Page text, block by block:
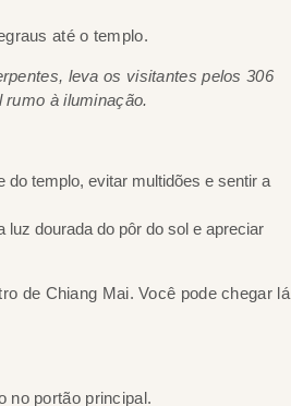
leva os visitantes pelos 306
à iluminação.
do templo, evitar multidões e sentir a
luz dourada do pôr do sol e apreciar
de Chiang Mai. Você pode chegar lá
no portão principal.